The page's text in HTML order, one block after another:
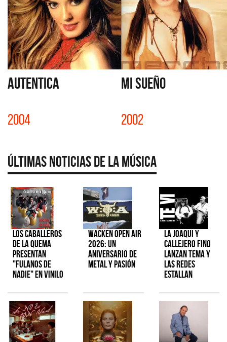
AUTENTICA
2004
MI SUEÑO
2002
Últimas Noticias de la Música
Los Caballeros
de la Quema
presentan
"Fulanos de
Nadie" en vinilo
Wacken Open Air
2026: Un
aniversario de
metal y pasión
La Joaqui y
Callejero Fino
lanzan tema y
las redes
estallan